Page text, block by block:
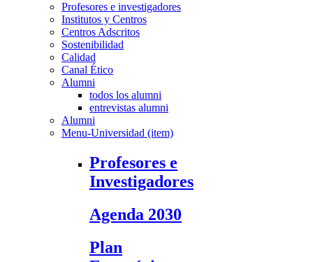
Profesores e investigadores
Institutos y Centros
Centros Adscritos
Sostenibilidad
Calidad
Canal Ético
Alumni
todos los alumni
entrevistas alumni
Alumni
Menu-Universidad (item)
Profesores e
Investigadores
Agenda 2030
Plan